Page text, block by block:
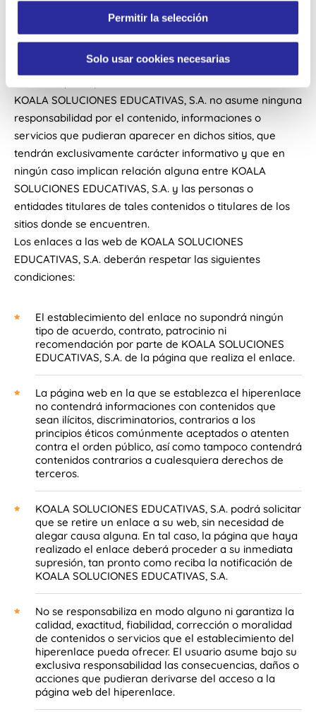
e
Permitir la selección
Solo usar cookies necesarias
dirigir a contenidos Web de terceros. El objetivo de dichos
enlaces es únicamente facilitarle la búsqueda de los
KOALA SOLUCIONES EDUCATIVAS, S.A. no asume ninguna
responsabilidad por el contenido, informaciones o
servicios que pudieran aparecer en dichos sitios, que
tendrán exclusivamente carácter informativo y que en
ningún caso implican relación alguna entre KOALA
SOLUCIONES EDUCATIVAS, S.A. y las personas o
entidades titulares de tales contenidos o titulares de los
sitios donde se encuentren.
Los enlaces a las web de KOALA SOLUCIONES
EDUCATIVAS, S.A. deberán respetar las siguientes
condiciones:
El establecimiento del enlace no supondrá ningún
tipo de acuerdo, contrato, patrocinio ni
recomendación por parte de KOALA SOLUCIONES
EDUCATIVAS, S.A. de la página que realiza el enlace.
La página web en la que se establezca el hiperenlace
no contendrá informaciones con contenidos que
sean ilícitos, discriminatorios, contrarios a los
principios éticos comúnmente aceptados o atenten
contra el orden público, así como tampoco contendrá
contenidos contrarios a cualesquiera derechos de
terceros.
KOALA SOLUCIONES EDUCATIVAS, S.A. podrá solicitar
que se retire un enlace a su web, sin necesidad de
alegar causa alguna. En tal caso, la página que haya
realizado el enlace deberá proceder a su inmediata
supresión, tan pronto como reciba la notificación de
KOALA SOLUCIONES EDUCATIVAS, S.A.
No se responsabiliza en modo alguno ni garantiza la
calidad, exactitud, fiabilidad, corrección o moralidad
de contenidos o servicios que el establecimiento del
hiperenlace pueda ofrecer. El usuario asume bajo su
exclusiva responsabilidad las consecuencias, daños o
acciones que pudieran derivarse del acceso a la
página web del hiperenlace.